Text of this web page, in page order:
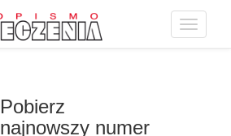
Toggle
Pobierz
najnowszy numer